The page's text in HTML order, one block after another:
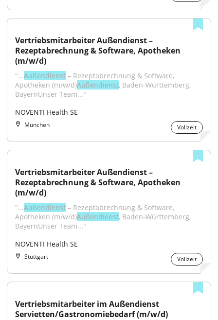
Vertriebsmitarbeiter Außendienst –
Rezeptabrechnung & Software, Apotheken
(m/w/d)
"...Außendienst – Rezeptabrechnung & Software,
Apotheken (m/w/d)Außendienst, Baden-Württemberg,
BayernUnser Team..."
NOVENTI Health SE
München Vollzeit
Vertriebsmitarbeiter Außendienst –
Rezeptabrechnung & Software, Apotheken
(m/w/d)
"...Außendienst – Rezeptabrechnung & Software,
Apotheken (m/w/d)Außendienst, Baden-Württemberg,
BayernUnser Team..."
NOVENTI Health SE
Stuttgart Vollzeit
Vertriebsmitarbeiter im Außendienst
Servietten/Gastronomiebedarf (m/w/d)